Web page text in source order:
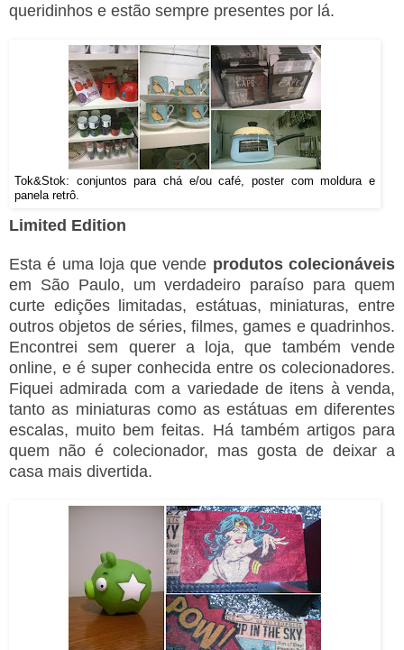
queridinhos e estão sempre presentes por lá.
Tok&Stok: conjuntos para chá e/ou café, poster com moldura e
panela retrô.
Limited Edition
Esta é uma loja que vende produtos colecionáveis
em São Paulo, um verdadeiro paraíso para quem
curte edições limitadas, estátuas, miniaturas, entre
outros objetos de séries, filmes, games e quadrinhos.
Encontrei sem querer a loja, que também vende
online, e é super conhecida entre os colecionadores.
Fiquei admirada com a variedade de itens à venda,
tanto as miniaturas como as estátuas em diferentes
escalas, muito bem feitas. Há também artigos para
quem não é colecionador, mas gosta de deixar a
casa mais divertida.